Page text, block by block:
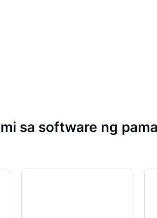
sa software ng